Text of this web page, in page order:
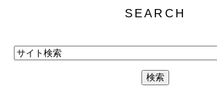
SEARCH